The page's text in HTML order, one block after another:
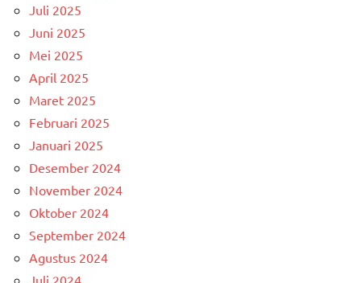
Juli 2025
Juni 2025
Mei 2025
April 2025
Maret 2025
Februari 2025
Januari 2025
Desember 2024
November 2024
Oktober 2024
September 2024
Agustus 2024
Juli 2024